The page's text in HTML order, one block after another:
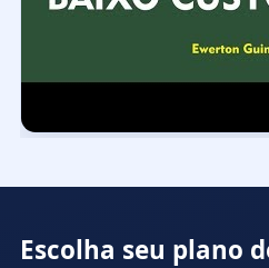
Escolha seu plano